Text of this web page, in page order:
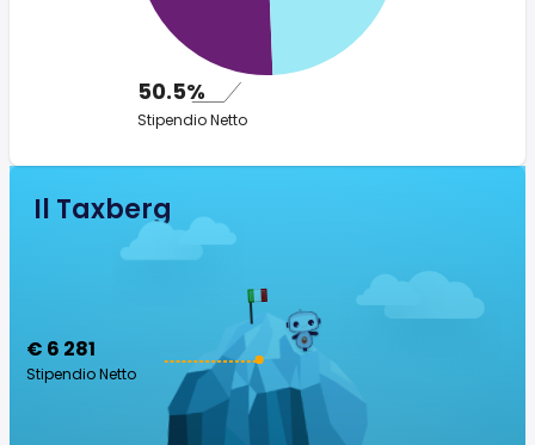
50.5%
Stipendio Netto
Il Taxberg
€ 6 281
Stipendio Netto